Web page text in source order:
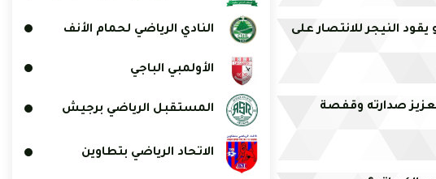
النيجر للانتصار على
صدارته وقفصة
النادي الرياضي لحمام الأنف
الأولمبي الباجي
المستقبل الرياضي برجيش
الاتحاد الرياضي بتطاوين